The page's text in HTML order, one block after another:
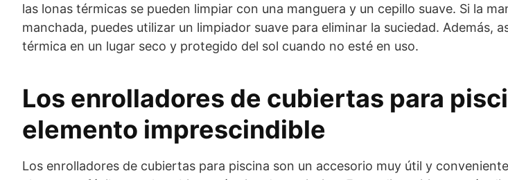
las lonas térmicas se pueden limpiar con una manguera y un cepillo suave. Si la
manchada, puedes utilizar un limpiador suave para eliminar la suciedad. Además,
térmica en un lugar seco y protegido del sol cuando no esté en uso.
Los enrolladores de cubiertas para
elemento imprescindible
Los enrolladores de cubiertas para piscina son un accesorio muy útil y